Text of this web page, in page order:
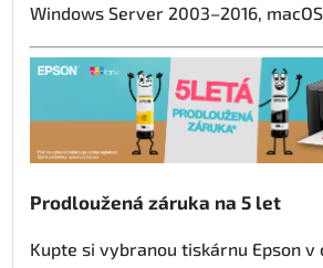
Windows Server 2003–2016,
Prodloužená záruka na 5 let
Kupte si vybranou tiskárnu Epson v